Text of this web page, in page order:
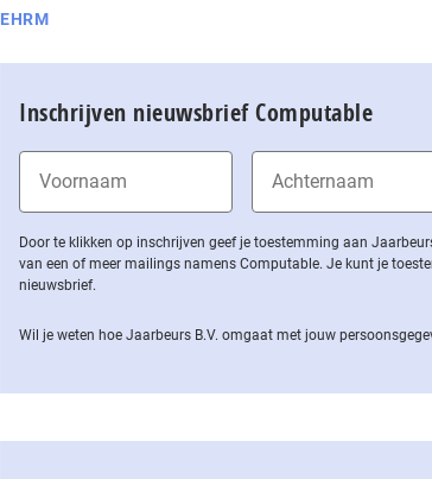
EHRM
Inschrijven nieuwsbrief Computable
Door te klikken op inschrijven geef je toestemming aan
van een of meer mailings namens Computable. Je kunt je
nieuwsbrief.
Wil je weten hoe Jaarbeurs B.V. omgaat met jouw